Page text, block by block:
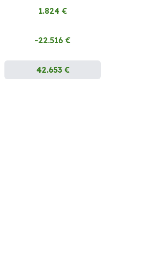
1.824 €
-22.516 €
42.653 €